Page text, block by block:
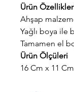
Ürün
Ahşap
Yağlı boya ile
Tamamen el
Ürün Ölçüleri
16 Cm x 11 Cm